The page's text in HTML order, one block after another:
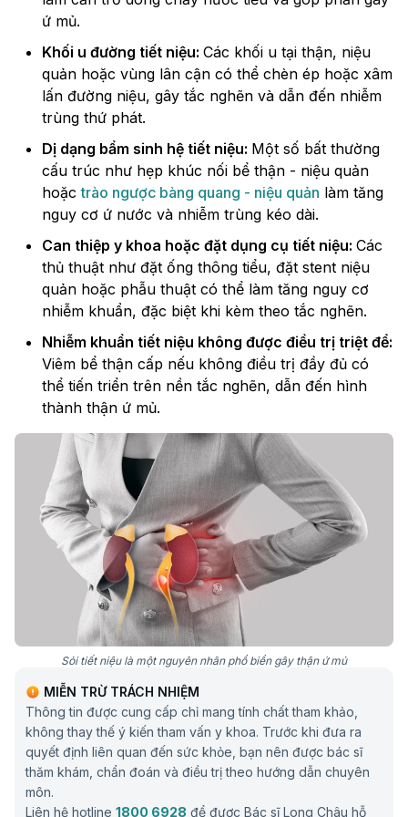
ứ mủ.
Khối u đường tiết niệu: Các khối u tại thận, niệu
quản hoặc vùng lân cận có thể chèn ép hoặc xâm
lấn đường niệu, gây tắc nghẽn và dẫn đến nhiễm
trùng thứ phát.
Dị dạng bẩm sinh hệ tiết niệu: Một số bất thường
cấu trúc như hẹp khúc nối bể thận - niệu quản
hoặctrào ngược bàng quang - niệu quản làm tăng
nguy cơ ứ nước và nhiễm trùng kéo dài.
Can thiệp y khoa hoặc đặt dụng cụ tiết niệu: Các
thủ thuật như đặt ống thông tiểu, đặt stent niệu
quản hoặc phẫu thuật có thể làm tăng nguy cơ
nhiễm khuẩn, đặc biệt khi kèm theo tắc nghẽn.
Nhiễm khuẩn tiết niệu không được điều trị triệt để:
Viêm bể thận cấp nếu không điều trị đầy đủ có
thể tiến triển trên nền tắc nghẽn, dẫn đến hình
thành thận ứ mủ.
Sỏi tiết niệu là một nguyên nhân phổ biển gây thận ứ mủ
Nguy cơ gây thận ứ mủ
Những ai có nguy cơ mắc phải thận ứ mủ?
Thận ứ mủ thường không xảy ra ngẫu nhiên mà liên
quan chặt chẽ đến các tình trạng làm cản trở dòng
chảy nước tiểu hoặc suy giảm khả năng chống nhiễm
MIỄN TRỪ TRÁCH NHIỆM
Thông tin được cung cấp chỉ mang tính chất tham khảo,
không thay thế ý kiến tham vấn y khoa. Trước khi đưa ra
quyết định liên quan đến sức khỏe, bạn nên được bác sĩ
thăm khám, chẩn đoán và điều trị theo hướng dẫn chuyên
môn.
Liên hệ hotline 1800 6928 để được Bác sĩ Long Châu hỗ